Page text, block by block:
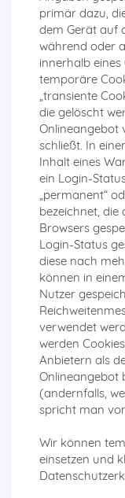
primär dazu,
dem Gerät auf
während oder
innerhalb
temporäre
„transiente
die gelöscht
Onlineangebot
schließt. In
Inhalt eines
ein Login-
„permanent“
bezeichnet, die
Browsers
Login-Status
diese nach
können in
Nutzer
verwendet
werden
Anbietern als
Onlineangebot
(andernfalls,
spricht man
Wir können
einsetzen und